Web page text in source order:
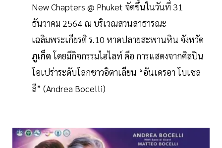
New Chapters @ Phuket จัดขึ้นในวันที่ 31
ธันวาคม 2564 ณ บริเวณสวนสาธารณะ
เฉลิมพระเกียรติ ร.10 หาดปลายสะพานหิน จังหวัด
ภูเก็ตโดยมีกิจกรรมไฮไลท์ คือ การแสดงจากศิลปิน
โอเปร่าระดับโลกชาวอิตาเลียน “อันเดรอา โบเชล
ลี” (Andrea Bocelli)